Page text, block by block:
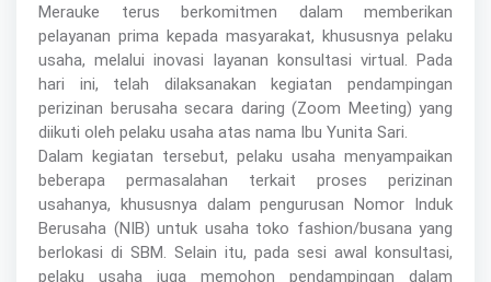
Merauke terus berkomitmen dalam memberikan
pelayanan prima kepada masyarakat, khususnya pelaku
usaha, melalui inovasi layanan konsultasi virtual. Pada
hari ini, telah dilaksanakan kegiatan pendampingan
perizinan berusaha secara daring (Zoom Meeting) yang
diikuti oleh pelaku usaha atas nama Ibu Yunita Sari.
Dalam kegiatan tersebut, pelaku usaha menyampaikan
beberapa permasalahan terkait proses perizinan
usahanya, khususnya dalam pengurusan Nomor Induk
Berusaha (NIB) untuk usaha toko fashion/busana yang
berlokasi di SBM. Selain itu, pada sesi awal konsultasi,
pelaku usaha juga memohon pendampingan dalam